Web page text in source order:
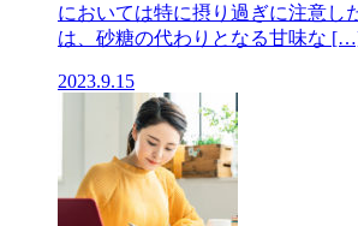
においては特に摂り過ぎに注意し
は、砂糖の代わりとなる甘味な
2023.9.15